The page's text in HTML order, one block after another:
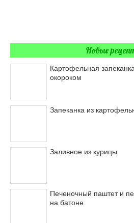
Новые
Картофельная
окороком
Запеканка из
Заливное из курицы
Печеночный паштет и
на батоне